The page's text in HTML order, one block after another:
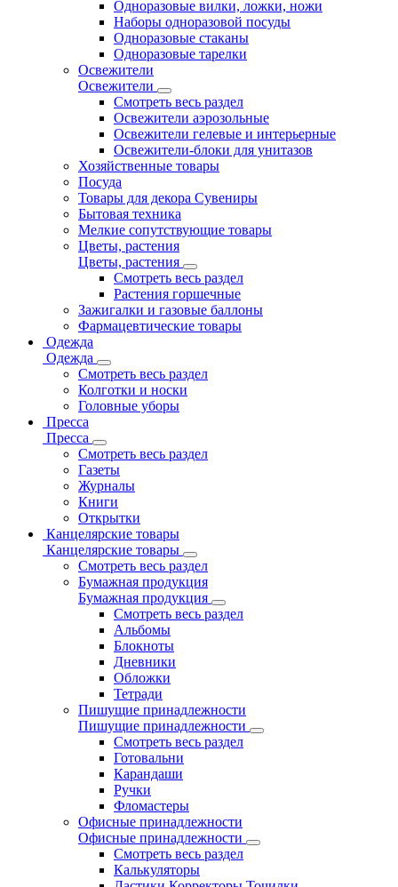
Одноразовые вилки, ложки, ножи
Наборы одноразовой посуды
Одноразовые стаканы
Одноразовые тарелки
Освежители
Освежители
Смотреть весь раздел
Освежители аэрозольные
Освежители гелевые и интерьерные
Освежители-блоки для унитазов
Хозяйственные товары
Посуда
Товары для декора Сувениры
Бытовая техника
Мелкие сопутствующие товары
Цветы, растения
Цветы, растения
Смотреть весь раздел
Растения горшечные
Зажигалки и газовые баллоны
Фармацевтические товары
Одежда
Одежда
Смотреть весь раздел
Колготки и носки
Головные уборы
Пресса
Пресса
Смотреть весь раздел
Газеты
Журналы
Книги
Открытки
Канцелярские товары
Канцелярские товары
Смотреть весь раздел
Бумажная продукция
Бумажная продукция
Смотреть весь раздел
Альбомы
Блокноты
Дневники
Обложки
Тетради
Пишущие принадлежности
Пишущие принадлежности
Смотреть весь раздел
Готовальни
Карандаши
Ручки
Фломастеры
Офисные принадлежности
Офисные принадлежности
Смотреть весь раздел
Калькуляторы